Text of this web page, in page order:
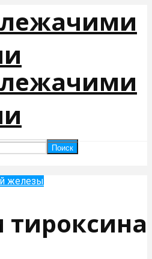
Поиск
Поиск
железы